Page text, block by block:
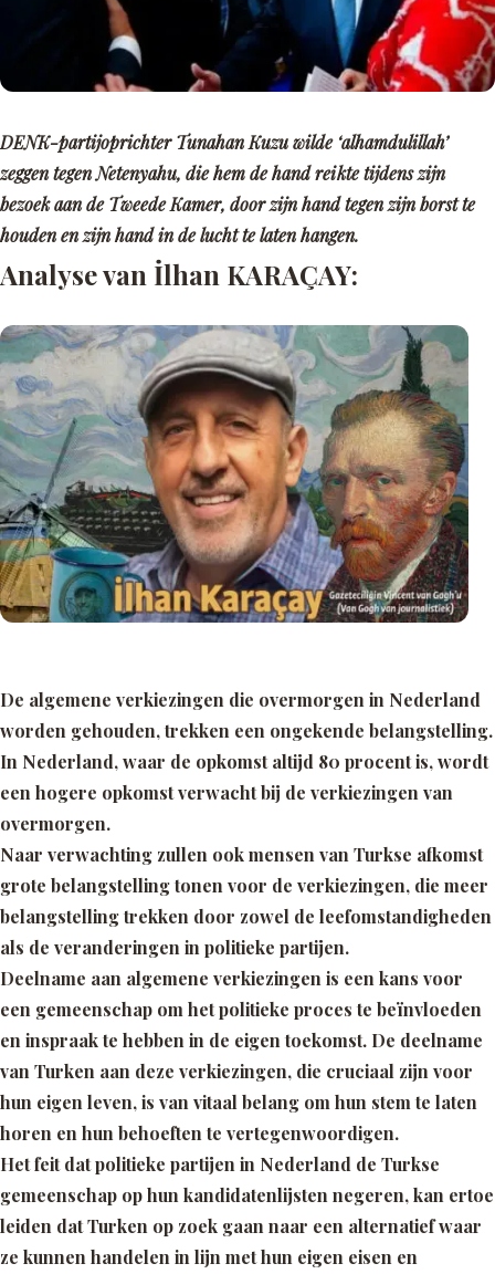
DENK-partijoprichter Tunahan Kuzu wilde ‘alhamdulillah’
zeggen tegen Netenyahu, die hem de hand reikte tijdens zijn
bezoek aan de Tweede Kamer, door zijn hand tegen zijn borst te
houden en zijn hand in de lucht te laten hangen.
Analyse van İlhan KARAÇAY:
De algemene verkiezingen die overmorgen in Nederland
worden gehouden, trekken een ongekende belangstelling.
In Nederland, waar de opkomst altijd 80 procent is, wordt
een hogere opkomst verwacht bij de verkiezingen van
overmorgen.
Naar verwachting zullen ook mensen van Turkse afkomst
grote belangstelling tonen voor de verkiezingen, die meer
belangstelling trekken door zowel de leefomstandigheden
als de veranderingen in politieke partijen.
Deelname aan algemene verkiezingen is een kans voor
een gemeenschap om het politieke proces te beïnvloeden
en inspraak te hebben in de eigen toekomst. De deelname
van Turken aan deze verkiezingen, die cruciaal zijn voor
hun eigen leven, is van vitaal belang om hun stem te laten
horen en hun behoeften te vertegenwoordigen.
Het feit dat politieke partijen in Nederland de Turkse
gemeenschap op hun kandidatenlijsten negeren, kan ertoe
leiden dat Turken op zoek gaan naar een alternatief waar
ze kunnen handelen in lijn met hun eigen eisen en